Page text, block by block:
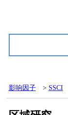
影响因子 > SSCI